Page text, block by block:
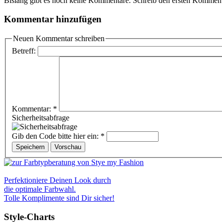
Kommentar hinzufügen
Neuen Kommentar schreiben
Betreff:
Kommentar: *
Sicherheitsabfrage
Gib den Code bitte hier ein: *
Perfektioniere Deinen Look durch
die optimale Farbwahl.
Tolle Komplimente sind Dir sicher!
Style-Charts